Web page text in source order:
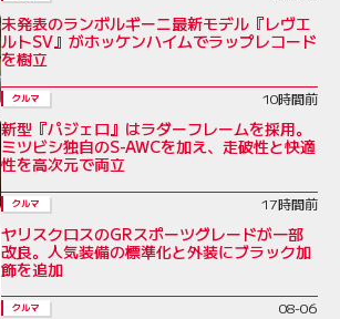
未発表のランボルギーニ最新モデル『レヴエ
ルトSV』がホッケンハイムでラップレコード
を樹立
クルマ 10時間前
新型『パジェロ』はラダーフレームを採用。
ミツビシ独自のS-AWCを加え、走破性と快適
性を高次元で両立
クルマ 17時間前
ヤリスクロスのGRスポーツグレードが一部
改良。人気装備の標準化と外装にブラック加
飾を追加
クルマ 08-06